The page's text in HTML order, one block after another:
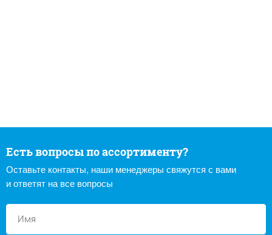
Есть вопросы по ассортименту?
Оставьте контакты, наши менеджеры свяжутся с вами
и ответят на все вопросы